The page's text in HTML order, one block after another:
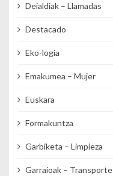
Deialdiak – Llamadas
Destacado
Eko-logia
Emakumea – Mujer
Euskara
Formakuntza
Garbiketa – Limpieza
Garraioak – Transporte